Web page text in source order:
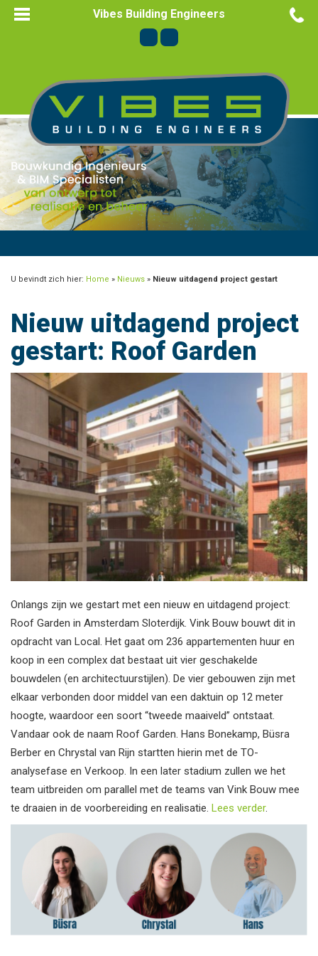
Vibes Building Engineers
U bevindt zich hier: Home » Nieuws » Nieuw uitdagend project gestart
Nieuw uitdagend project
gestart: Roof Garden
Onlangs zijn we gestart met een nieuw en uitdagend project:
Roof Garden in Amsterdam Sloterdijk. Vink Bouw bouwt dit in
opdracht van Local. Het gaat om 236 appartementen huur en
koop in een complex dat bestaat uit vier geschakelde
bouwdelen (en architectuurstijlen). De vier gebouwen zijn met
elkaar verbonden door middel van een daktuin op 12 meter
hoogte, waardoor een soort “tweede maaiveld” ontstaat.
Vandaar ook de naam Roof Garden. Hans Bonekamp, Büsra
Berber en Chrystal van Rijn startten hierin met de TO-
analysefase en Verkoop. In een later stadium zullen we het
team uitbreiden om parallel met de teams van Vink Bouw mee
te draaien in de voorbereiding en realisatie. Lees verder.